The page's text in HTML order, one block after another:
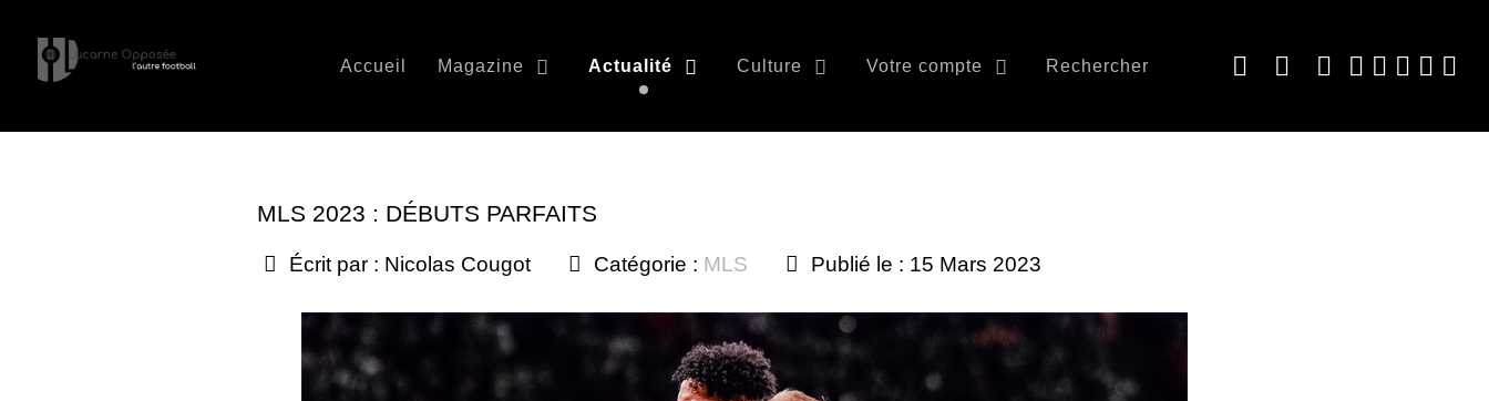
Accueil Magazine Actualité Culture Votre compte Rechercher
MLS 2023 : DÉBUTS PARFAITS
Écrit par : Nicolas Cougot Catégorie : MLS Publié le : 15 Mars 2023